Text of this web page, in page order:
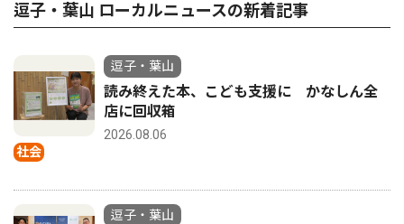
逗子・葉山 ローカルニュースの新着記事
社会
逗子・葉山
読み終えた本、こども支援に かなしん全
店に回収箱
2026.08.06
逗子・葉山